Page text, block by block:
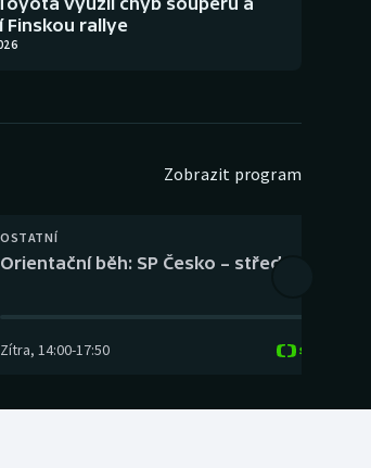
Finskou rallye
Zobrazit program
OSTATNÍ
Orientační běh: SP Česko – střední trať
Zítra, 14:00-17:50